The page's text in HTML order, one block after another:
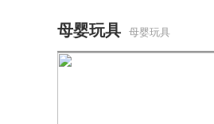
母婴玩具 母婴玩具